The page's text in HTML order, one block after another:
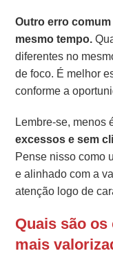
Outro erro
mesmo tempo.
diferentes no
de foco. É melhor
conforme a
Lembre-se, menos
excessos e sem
Pense nisso como
e alinhado com a
atenção logo de
Quais são
mais